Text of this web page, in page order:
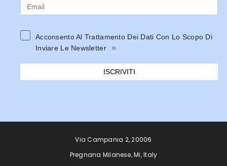
Acconsento Al Trattamento Dei Dati Con Lo Scopo Di
Inviare Le Newsletter
»
ISCRIVITI
Via Campania 2, 20006
Pregnana Milanese, Mi, Italy